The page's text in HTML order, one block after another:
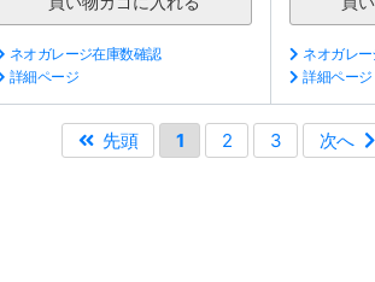
ネオガレージ在庫数確認
詳細ページ
ネオガレ
詳細ページ
先頭 1 2 3 次へ